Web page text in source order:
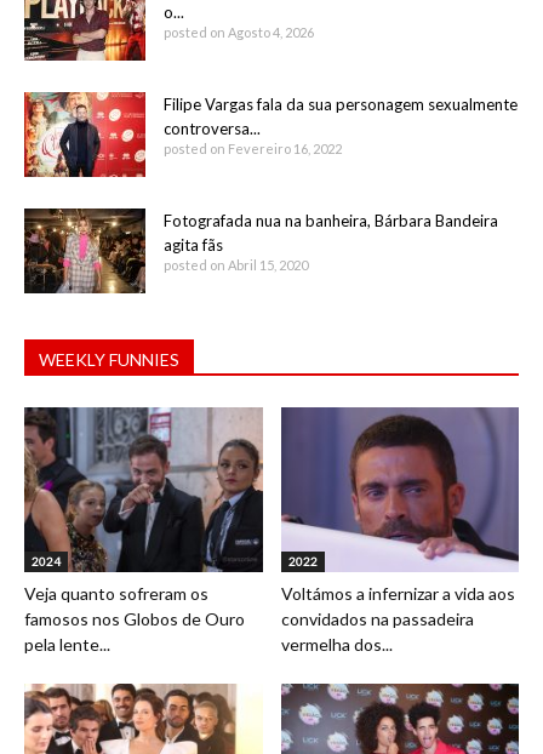
o...
posted on Agosto 4, 2026
Filipe Vargas fala da sua personagem sexualmente
controversa...
posted on Fevereiro 16, 2022
Fotografada nua na banheira, Bárbara Bandeira
agita fãs
posted on Abril 15, 2020
WEEKLY FUNNIES
2024
Veja quanto sofreram os
famosos nos Globos de Ouro
pela lente...
2022
Voltámos a infernizar a vida aos
convidados na passadeira
vermelha dos...